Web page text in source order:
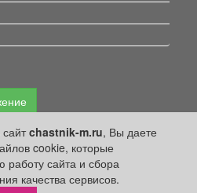
chastnik-m.ru, Вы даете
cookie, которые
работу сайта и сбора
качества сервисов.